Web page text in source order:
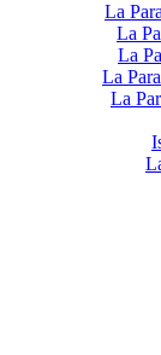
La
La
La
La
La